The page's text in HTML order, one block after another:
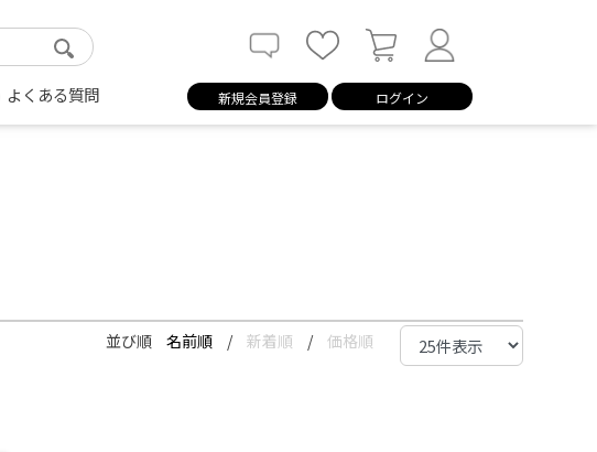
よくある質問 新規会員登録 ログイン
並び順 名前順 / 新着順 / 価格順